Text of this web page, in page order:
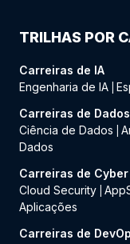
TRILHAS POR
Carreiras de IA
Engenharia de IA
Carreiras de Dados
Ciência de Dados
Dados
Carreiras de Cyber
Cloud Security
Aplicações
Carreiras de